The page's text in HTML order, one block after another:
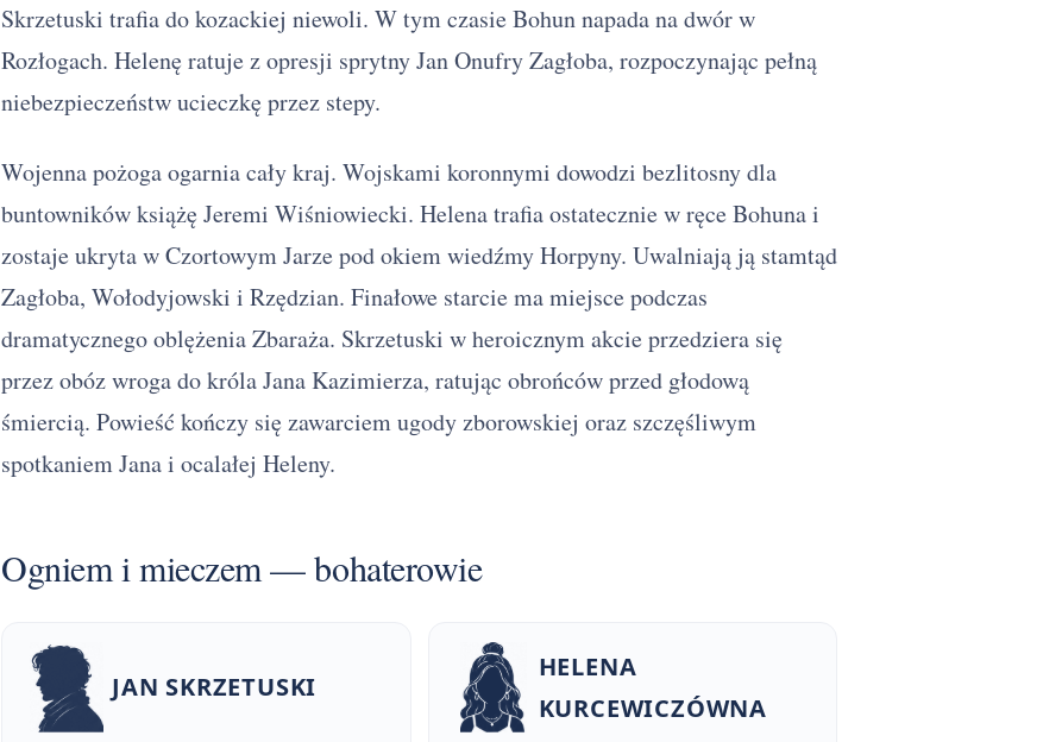
Ogniem i mieczem — jak
wykorzystać na maturze
Skrzetuski trafia do kozackiej niewoli. W tym czasie Bohun napada na dwór w
Rozłogach. Helenę ratuje z opresji sprytny Jan Onufry Zagłoba, rozpoczynając pełną
niebezpieczeństw ucieczkę przez stepy.
Wojenna pożoga ogarnia cały kraj. Wojskami koronnymi dowodzi bezlitosny dla
buntowników książę Jeremi Wiśniowiecki. Helena trafia ostatecznie w ręce Bohuna i
zostaje ukryta w Czortowym Jarze pod okiem wiedźmy Horpyny. Uwalniają ją stamtąd
Zagłoba, Wołodyjowski i Rzędzian. Finałowe starcie ma miejsce podczas
dramatycznego oblężenia Zbaraża. Skrzetuski w heroicznym akcie przedziera się
przez obóz wroga do króla Jana Kazimierza, ratując obrońców przed głodową
śmiercią. Powieść kończy się zawarciem ugody zborowskiej oraz szczęśliwym
spotkaniem Jana i ocalałej Heleny.
Ogniem i mieczem — bohaterowie
JAN SKRZETUSKI
HELENA
KURCEWICZÓWNA